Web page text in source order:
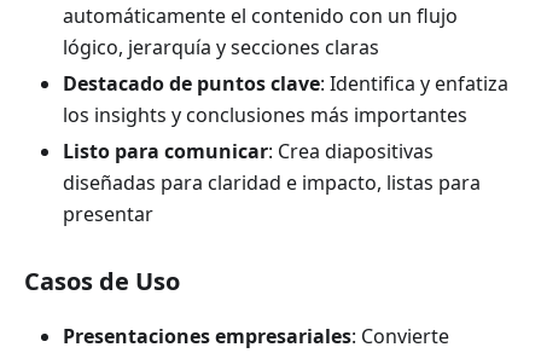
automáticamente el contenido con un flujo
lógico, jerarquía y secciones claras
Destacado de puntos clave: Identifica y enfatiza
los insights y conclusiones más importantes
Listo para comunicar: Crea diapositivas
diseñadas para claridad e impacto, listas para
presentar
Casos de Uso
Presentaciones empresariales: Convierte